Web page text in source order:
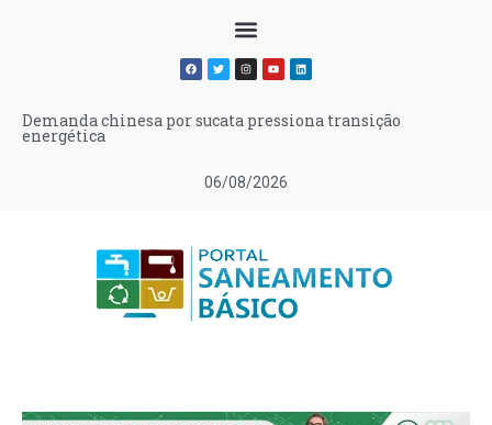
06/08/2026
Demanda chinesa por sucata pressiona transição
energética